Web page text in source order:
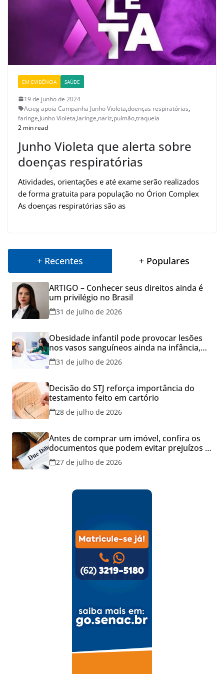
EM EVIDÊNCIA SAÚDE
19 de junho de 2024
Acieg apoia Campanha Junho Violeta,doenças respiratórias,
faringe,Junho Violeta,laringe,nariz,pulmão,traqueia
2 min read
Junho Violeta que alerta sobre
doenças respiratórias
Atividades, orientações e até exame serão realizados
de forma gratuita para população no Órion Complex
As doenças respiratórias são as
+ Recentes + Populares
ARTIGO – Conhecer seus direitos ainda é
um privilégio no Brasil
31 de julho de 2026
Obesidade infantil pode provocar lesões
nos vasos sanguíneos ainda na infância,
alerta estudo
31 de julho de 2026
Decisão do STJ reforça importância do
testamento feito em cartório
28 de julho de 2026
Antes de comprar um imóvel, confira os
documentos que podem evitar prejuízos e
disputas na justiça
27 de julho de 2026